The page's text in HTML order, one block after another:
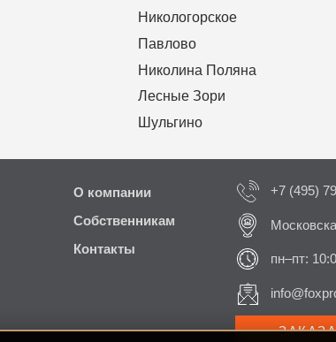
Никологорское
Павлово
Николина Поляна
Лесные Зори
Шульгино
О компании
Собственникам
Контакты
+7 (495)
пн–пт: